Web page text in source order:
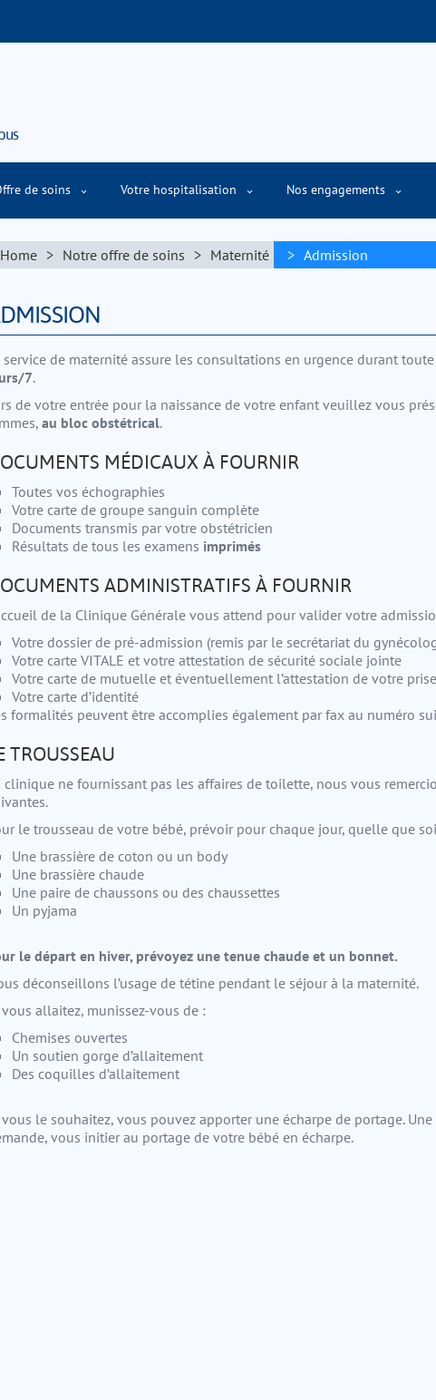
de soins Votre hospitalisation Nos engagements
de la confidentialité Politique de cookies
Home Notre offre de soins Maternité Admission
service de maternité assure les consultations en urgence durant
7.
de votre entrée pour la naissance de votre enfant veuillez vous
au bloc obstétrical.
MÉDICAUX À FOURNIR
Toutes vos échographies
Votre carte de groupe sanguin complète
Documents transmis par votre obstétricien
Résultats de tous les examens imprimés
ADMINISTRATIFS À FOURNIR
de la Clinique Générale vous attend pour valider votre
Votre dossier de pré-admission (remis par le secrétariat du
Votre carte VITALE et votre attestation de sécurité sociale jointe
Votre carte de mutuelle et éventuellement l’attestation de votre
Votre carte d’identité
formalités peuvent être accomplies également par fax au numéro
TROUSSEAU
clinique ne fournissant pas les affaires de toilette, nous vous
le trousseau de votre bébé, prévoir pour chaque jour, quelle que
Une brassière de coton ou un body
Une brassière chaude
Une paire de chaussons ou des chaussettes
Un pyjama
le départ en hiver, prévoyez une tenue chaude et un bonnet.
déconseillons l’usage de tétine pendant le séjour à la maternité.
vous allaitez, munissez-vous de :
Chemises ouvertes
Un soutien gorge d’allaitement
Des coquilles d’allaitement
vous le souhaitez, vous pouvez apporter une écharpe de portage.
vous initier au portage de votre bébé en écharpe.